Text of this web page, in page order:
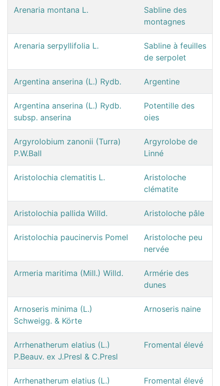
Arenaria montana L.
Sabline des
montagnes
Arenaria serpyllifolia L.
Sabline à feuilles
de serpolet
Argentina anserina (L.) Rydb. Argentine
Argentina anserina (L.) Rydb.
subsp. anserina
Potentille des
oies
Argyrolobium zanonii (Turra)
P.W.Ball
Argyrolobe de
Linné
Aristolochia clematitis L.
Aristoloche
clématite
Aristolochia pallida Willd. Aristoloche pâle
Aristolochia paucinervis Pomel
Aristoloche peu
nervée
Armeria maritima (Mill.) Willd.
Armérie des
dunes
Arnoseris minima (L.)
Schweigg. & Körte
Arnoseris naine
Arrhenatherum elatius (L.)
P.Beauv. ex J.Presl & C.Presl
Fromental élevé
Arrhenatherum elatius (L.)
Fromental élevé